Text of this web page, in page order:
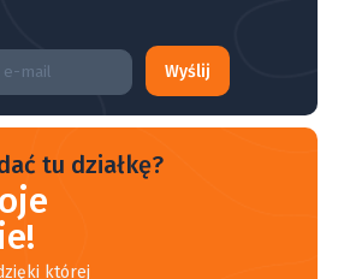
Wyślij
tu działkę?
której